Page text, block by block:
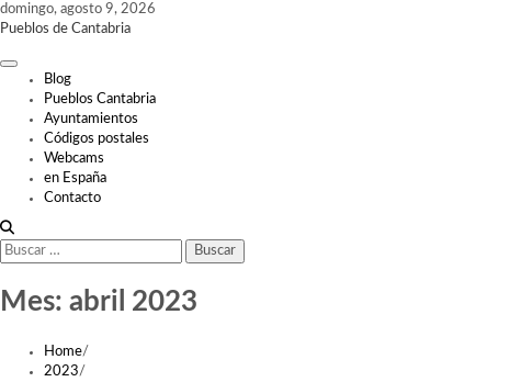
Skip
to
domingo, agosto 9, 2026
Pueblos de Cantabria
Blog
Pueblos Cantabria
Ayuntamientos
Códigos postales
Webcams
en España
Contacto
Buscar:
Mes: abril 2023
Home
2023